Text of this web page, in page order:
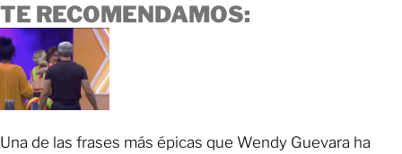
TE RECOMENDAMOS:
Una de las frases más épicas que Wendy Guevara ha